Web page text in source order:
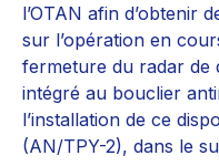
l’OTAN afin d’obtenir
sur l’opération en
fermeture du radar de
intégré au bouclier
l’installation de ce
(AN/TPY-2), dans le